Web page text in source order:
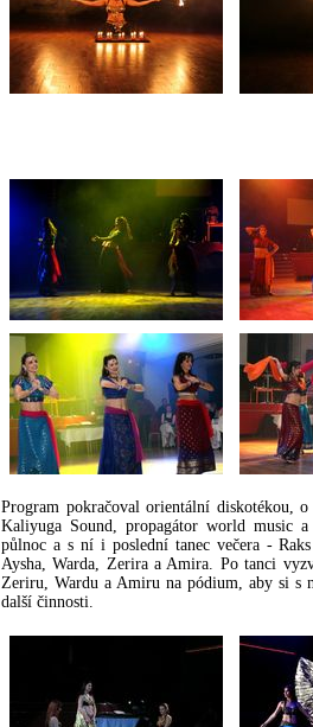
Program pokračoval orientální diskotékou,
Kaliyuga Sound, propagátor world music
půlnoc a s ní i poslední tanec večera -
Aysha, Warda, Zerira a Amira. Po tanci
Zeriru, Wardu a Amiru na pódium, aby si
další činnosti.